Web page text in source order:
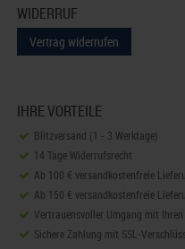
WIDERRUF
Vertrag widerrufen
IHRE VORTEILE
Blitzversand (1 - 3 Werktage)
14 Tage Widerrufsrecht
Ab 100 € versandkostenfreie
Ab 150 € versandkostenfreie
Vertrauensvoller Umgang mit Ihren
Sichere Zahlung mit SSL-